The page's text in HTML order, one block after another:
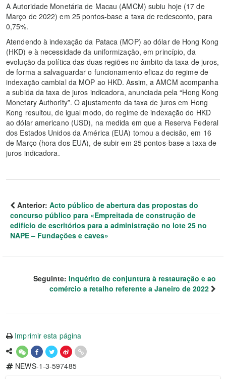
A Autoridade Monetária de Macau (AMCM) subiu hoje (17 de
Março de 2022) em 25 pontos-base a taxa de redesconto, para
0,75%.
Atendendo à indexação da Pataca (MOP) ao dólar de Hong Kong
(HKD) e à necessidade da uniformização, em princípio, da
evolução da política das duas regiões no âmbito da taxa de juros,
de forma a salvaguardar o funcionamento eficaz do regime de
indexação cambial da MOP ao HKD. Assim, a AMCM acompanha
a subida da taxa de juros indicadora, anunciada pela “Hong Kong
Monetary Authority”. O ajustamento da taxa de juros em Hong
Kong resultou, de igual modo, do regime de indexação do HKD
ao dólar americano (USD), na medida em que a Reserva Federal
dos Estados Unidos da América (EUA) tomou a decisão, em 16
de Março (hora dos EUA), de subir em 25 pontos-base a taxa de
juros indicadora.
Anterior: Acto público de abertura das propostas do
concurso público para «Empreitada de construção de
edifício de escritórios para a administração no lote 25 no
NAPE – Fundações e caves»
Seguinte: Inquérito de conjuntura à restauração e ao
comércio a retalho referente a Janeiro de 2022
Imprimir esta página
NEWS-1-3-597485